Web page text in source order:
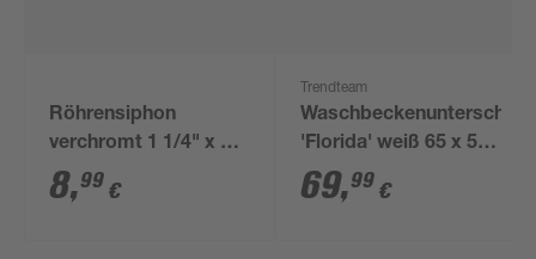
Röhrensiphon
verchromt 1 1/4" x 32
mm
8,99 €
Trendteam
'Florida' weiß 65 x 56
x 33 cm
69,99 €